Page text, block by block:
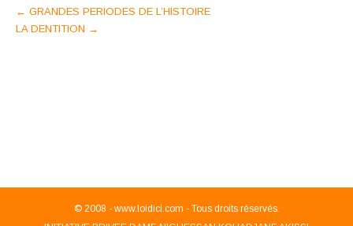
Post
navigation
← GRANDES PERIODES DE L’HISTOIRE
LA DENTITION →
© 2008 - www.loidici.com - Tous droits réservés.